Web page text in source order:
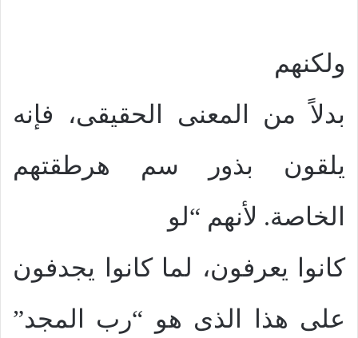
ولكنهم
بدلاً من المعنى الحقيقى، فإنه
يلقون بذور سم هرطقتهم
الخاصة. لأنهم “لو
كانوا يعرفون، لما كانوا يجدفون
على هذا الذى هو “رب المجد”